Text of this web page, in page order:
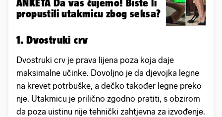
ANKETA Da vas čujemo! Biste li
propustili utakmicu zbog seksa?
1. Dvostruki crv
Dvostruki crv je prava lijena poza koja daje
maksimalne učinke. Dovoljno je da djevojka legne
na krevet potrbuške, a dečko također legne preko
nje. Utakmicu je prilično zgodno pratiti, s obzirom
da poza uistinu nije tehnički zahtjevna za izvođenje.